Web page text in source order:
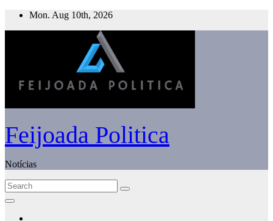
Skip
Mon. Aug 10th, 2026
Feijoada Politica
Notícias